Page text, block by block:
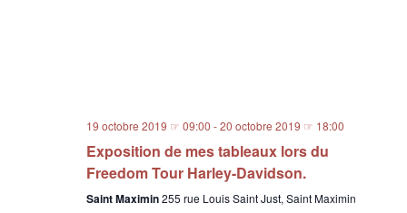
19 octobre 2019 ☞ 09:00 -20 octobre 2019 ☞ 18:00
Exposition de mes tableaux lors du
Freedom Tour Harley-Davidson.
Saint Maximin255 rue Louis Saint Just, Saint Maximin